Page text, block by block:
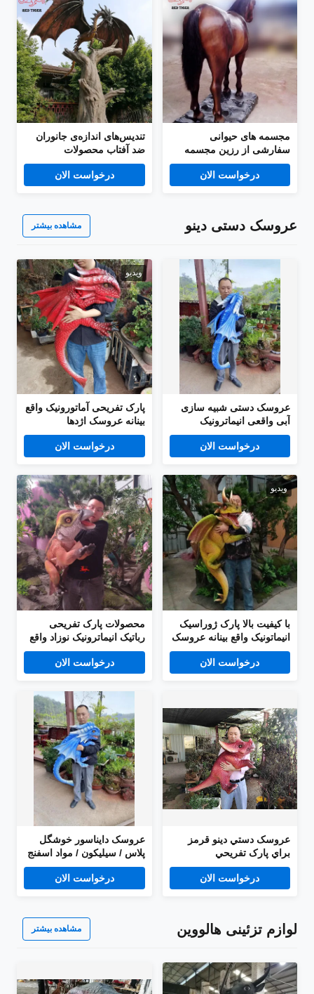
مجسمه های حیوانی
سفارشی از رزین مجسمه
های اسب انیماترونیک
درخواست الان
تندیس‌های اندازه‌ی جانوران
ضد آفتاب محصولات
فایبرگلاس سفارشی پارک تم
درخواست الان
عروسک دستی دینو مشاهده بیشتر
عروسک دستی شبیه سازی
آبی واقعی انیماترونیک
دایناسور با بال
درخواست الان
ویدیو
پارک تفریحی آماتورونیک واقع
بینانه عروسک اژدها
درخواست الان
ویدیو
با کیفیت بالا پارک ژوراسیک
انیماتونیک واقع بینانه عروسک
اژدها
درخواست الان
محصولات پارک تفریحی
رباتیک انیماترونیک نوزاد واقع
بینانه عروسک ایگوانودونته
درخواست الان
عروسک دستي دينو قرمز
براي پارک تفريحي
درخواست الان
عروسک دایناسور خوشگل
پلاس / سیلیکون / مواد اسفنج
درخواست الان
لوازم تزئینی هالووین مشاهده بیشتر